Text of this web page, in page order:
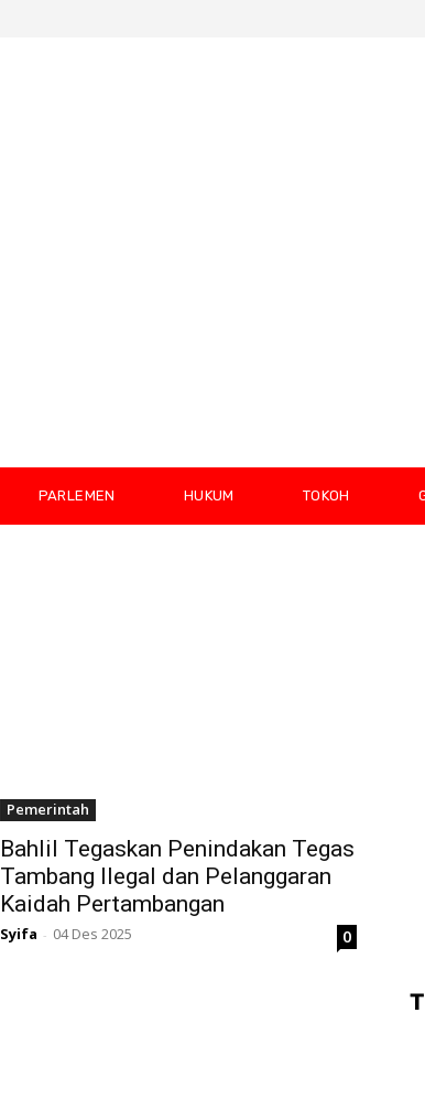
PARLEMEN HUKUM TOKOH
Pemerintah
Bahlil Tegaskan Penindakan Tegas
Tambang Ilegal dan Pelanggaran
Kaidah Pertambangan
Syifa - 04 Des 2025 0